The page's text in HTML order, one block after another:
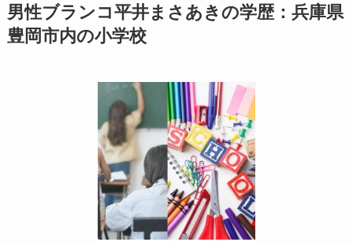
男性ブランコ平井まさあきの学歴：兵庫県
豊岡市内の小学校